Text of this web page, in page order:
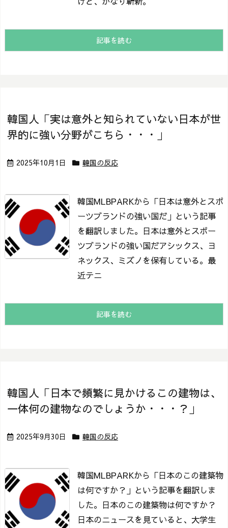
記事を読む
韓国人「実は意外と知られていない日本が世
界的に強い分野がこちら・・・」
2025年10月1日 韓国の反応
韓国MLBPARKから「日本は意外とスポ
ーツブランドの強い国だ」という記事
を翻訳しました。 日本は意外とスポー
ツブランドの強い国だアシックス、ヨ
ネックス、ミズノを保有している。 最
近テニ
記事を読む
韓国人「日本で頻繁に見かけるこの建物は、
一体何の建物なのでしょうか・・・？」
2025年9月30日 韓国の反応
韓国MLBPARKから「日本のこの建築物
は何ですか？」という記事を翻訳しま
した。 日本のこの建築物は何ですか？
日本のニュースを見ていると、大学生